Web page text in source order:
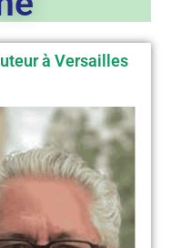
à Versailles